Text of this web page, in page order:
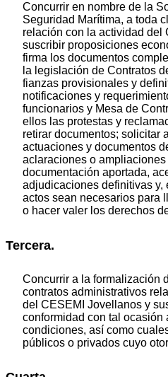
Concurrir en nombre de la
Seguridad Marítima, a toda
relación con la actividad del
suscribir proposiciones
firma los documentos
la legislación de Contratos
fianzas provisionales y
notificaciones y
funcionarios y Mesa de
ellos las protestas y
retirar documentos; solicitar
actuaciones y documentos
aclaraciones o
documentación aportada,
adjudicaciones definitivas y,
actos sean necesarios para
o hacer valer los derechos
Tercera.
Concurrir a la formalización
contratos administrativos
del CESEMI Jovellanos y
conformidad con tal ocasión
condiciones, así como
públicos o privados cuyo